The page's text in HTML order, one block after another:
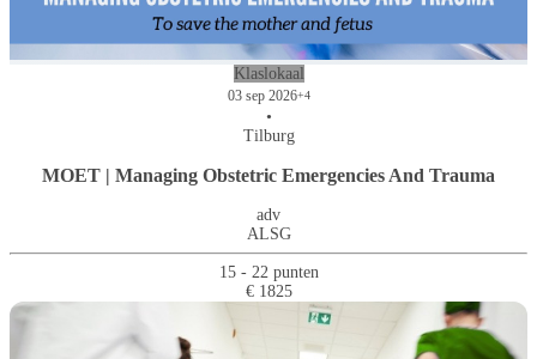
Klaslokaal
03 sep 2026+4
•
Tilburg
MOET | Managing Obstetric Emergencies And Trauma
adv
ALSG
15 - 22 punten
€ 1825